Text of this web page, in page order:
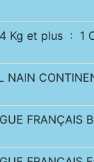
4 Kg et plus : 1
NAIN